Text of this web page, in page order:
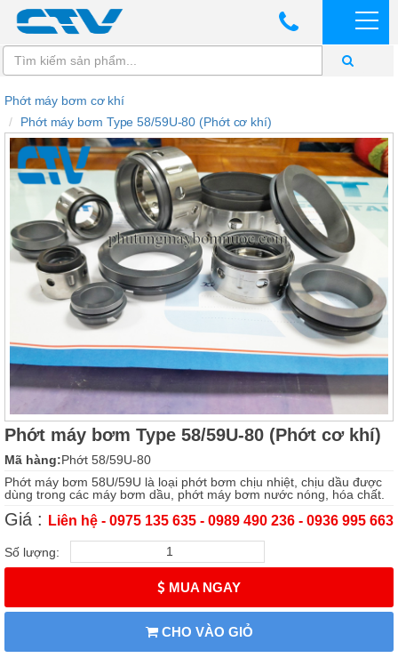
Phớt máy bơm cơ khí
Phớt máy bơm Type 58/59U-80 (Phớt cơ khí)
Phớt máy bơm Type 58/59U-80 (Phớt cơ khí)
Mã hàng:Phớt 58/59U-80
Phớt máy bơm 58U/59U là loại phớt bơm chịu nhiệt, chịu dầu được
dùng trong các máy bơm dầu, phớt máy bơm nước nóng, hóa chất.
Giá : Liên hệ - 0975 135 635 - 0989 490 236 - 0936 995 663
Số lượng:
MUA NGAY
CHO VÀO GIỎ